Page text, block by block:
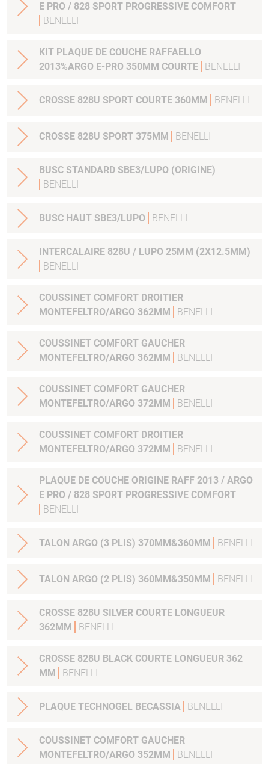
E PRO / 828 SPORT PROGRESSIVE COMFORT
BENELLI
KIT PLAQUE DE COUCHE RAFFAELLO
2013%ARGO E-PRO 350MM COURTE
BENELLI
CROSSE 828U SPORT COURTE 360MM BENELLI
CROSSE 828U SPORT 375MM BENELLI
BUSC STANDARD SBE3/LUPO (ORIGINE)
BENELLI
BUSC HAUT SBE3/LUPO BENELLI
INTERCALAIRE 828U / LUPO 25MM (2X12.5MM)
BENELLI
COUSSINET COMFORT DROITIER
MONTEFELTRO/ARGO 362MM
BENELLI
COUSSINET COMFORT GAUCHER
MONTEFELTRO/ARGO 362MM
BENELLI
COUSSINET COMFORT GAUCHER
MONTEFELTRO/ARGO 372MM
BENELLI
COUSSINET COMFORT DROITIER
MONTEFELTRO/ARGO 372MM
BENELLI
PLAQUE DE COUCHE ORIGINE RAFF 2013 / ARGO
E PRO / 828 SPORT PROGRESSIVE COMFORT
BENELLI
TALON ARGO (3 PLIS) 370MM&360MM BENELLI
TALON ARGO (2 PLIS) 360MM&350MM BENELLI
CROSSE 828U SILVER COURTE LONGUEUR
362MM
BENELLI
CROSSE 828U BLACK COURTE LONGUEUR 362
MM
BENELLI
PLAQUE TECHNOGEL BECASSIA BENELLI
COUSSINET COMFORT GAUCHER
MONTEFELTRO/ARGO 352MM
BENELLI